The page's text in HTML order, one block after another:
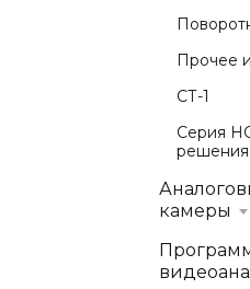
Прочее
СТ-1
Серия
решения
камеры